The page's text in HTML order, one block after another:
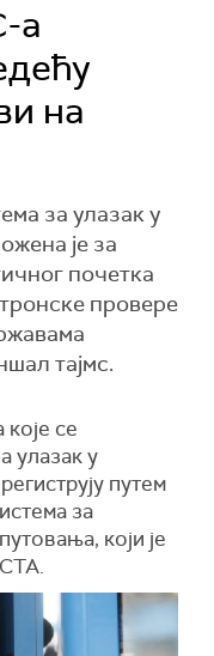
а
на
за улазак у
је за
почетка
провере
тајмс.
се
улазак у
путем
за
који је